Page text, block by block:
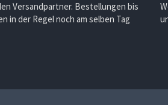
Versandpartner. Bestellungen bis
in der Regel noch am selben Tag